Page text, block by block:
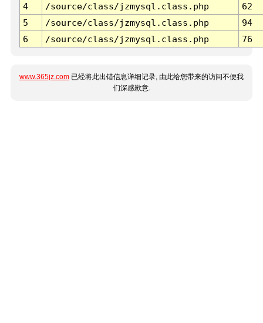
4
/source/class/jzmysql.class.php
62
5
/source/class/jzmysql.class.php
94
6
/source/class/jzmysql.class.php 76
www.365jz.com 已经将此出错信息详细记录, 由此给您带来的访问不便我
们深感歉意.